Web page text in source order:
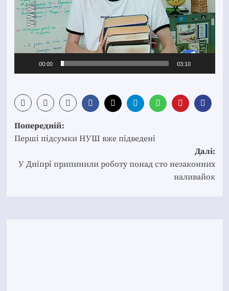
00:00 03:10
Post
navigation
Попередній:
Перші підсумки НУШ вже підведені
Далі:
У Дніпрі припинили роботу понад сто незаконних
наливайок